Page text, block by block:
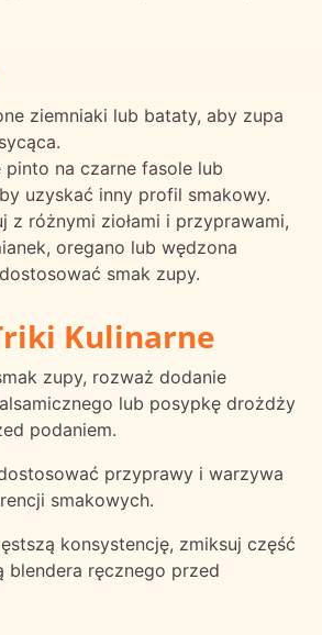
ziemniaki lub bataty, aby zupa
pinto na czarne fasole lub
uzyskać inny profil smakowy.
z różnymi ziołami i przyprawami,
oregano lub wędzona
smak zupy.
Kulinarne
zupy, rozważ dodanie
lub posypkę drożdży
podaniem.
przyprawy i warzywa
smakowych.
konsystencję, zmiksuj część
blendera ręcznego przed